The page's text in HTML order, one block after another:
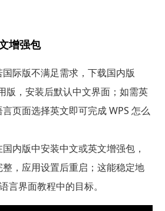
增强包
国际版不满足需求，下载国内版
版，安装后默认中文界面；如需英
页面选择英文即可完成 WPS 怎么
国内版中安装中文或英文增强包，
，应用设置后重启；这能稳定地
言界面教程中的目标。